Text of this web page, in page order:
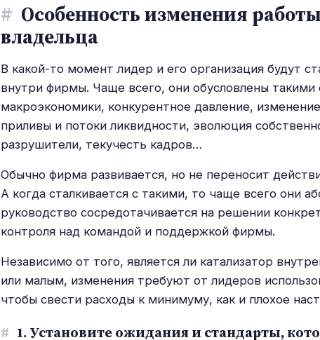
# Особенность изменения
владельца
В какой-то момент лидер и его организация будут
внутри фирмы. Чаще всего, они обусловлены такими
макроэкономики, конкурентное давление,
приливы и потоки ликвидности, эволюция
разрушители, текучесть кадров…
Обычно фирма развивается, но не переносит
А когда сталкивается с такими, то чаще всего они
руководство сосредотачивается на решении
контроля над командой и поддержкой фирмы.
Независимо от того, является ли катализатор
или малым, изменения требуют от лидеров
чтобы свести расходы к минимуму, как и плохое
# 1. Установите ожидания и стандарты,